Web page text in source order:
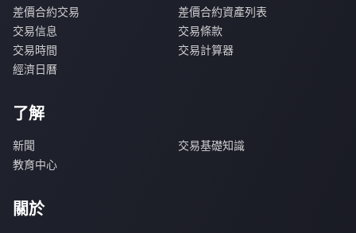
差價合約交易
差價合約資產列表
交易信息
交易條款
交易時間
交易計算器
經濟日曆
了解
新聞
交易基礎知識
教育中心
關於